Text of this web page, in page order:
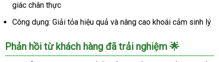
giác chân thực
Công dụng: Giải tỏa hiệu quả và nâng cao khoái cảm sinh lý
Phản hồi từ khách hàng đã trải nghiệm 🌟